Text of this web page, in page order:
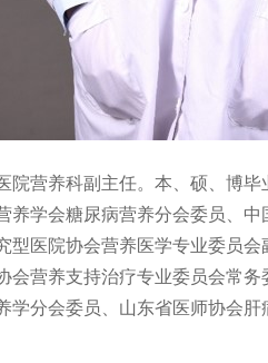
营养科副主任。本、硕、博
学会糖尿病营养分会委员、
医院协会营养医学专业委员
营养支持治疗专业委员会常
分会委员、山东省医师协会肝